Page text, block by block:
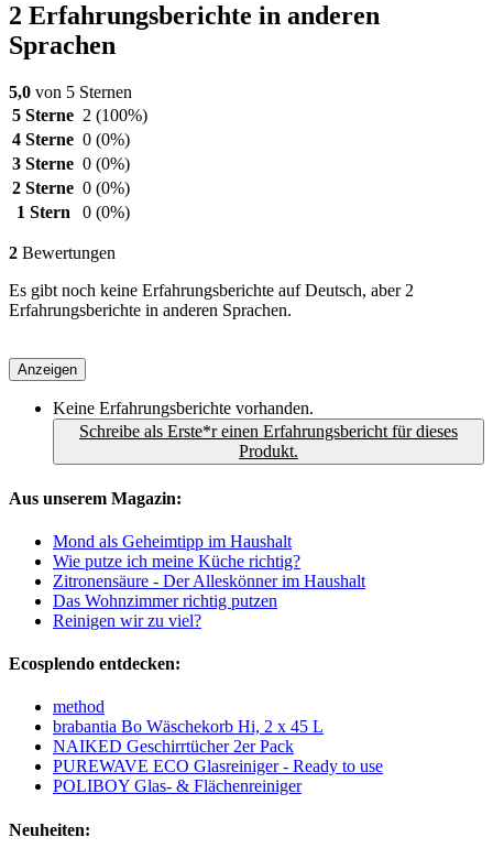
2 Erfahrungsberichte in anderen
Sprachen
5,0 von 5 Sternen
5 Sterne 2 (100%)
4 Sterne 0 (0%)
3 Sterne 0 (0%)
2 Sterne 0 (0%)
1 Stern
0 (0%)
2 Bewertungen
Es gibt noch keine Erfahrungsberichte auf Deutsch, aber 2
Erfahrungsberichte in anderen Sprachen.
Anzeigen
Keine Erfahrungsberichte vorhanden.
Schreibe als Erste*r einen Erfahrungsbericht für dieses
Produkt.
Aus unserem Magazin:
Mond als Geheimtipp im Haushalt
Wie putze ich meine Küche richtig?
Zitronensäure - Der Alleskönner im Haushalt
Das Wohnzimmer richtig putzen
Reinigen wir zu viel?
Ecosplendo entdecken:
method
brabantia Bo Wäschekorb Hi, 2 x 45 L
NAIKED Geschirrtücher 2er Pack
PUREWAVE ECO Glasreiniger - Ready to use
POLIBOY Glas- & Flächenreiniger
Neuheiten: